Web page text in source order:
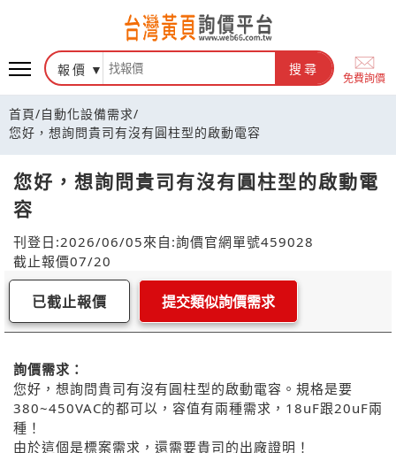
報價 搜尋
免費詢價
首頁/自動化設備需求/
您好，想詢問貴司有沒有圓柱型的啟動電容
您好，想詢問貴司有沒有圓柱型的啟動電
容
刊登日:2026/06/05來自:詢價官網單號459028
截止報價07/20
已截止報價 提交類似詢價需求
詢價需求：
您好，想詢問貴司有沒有圓柱型的啟動電容。規格是要
380~450VAC的都可以，容值有兩種需求，18uF跟20uF兩
種！
由於這個是標案需求，還需要貴司的出廠證明！